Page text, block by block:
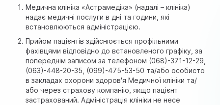
Медична клініка «Астрамедіка» (надалі – клініка)
надає медичні послуги в дні та години, які
встановлюються адміністрацією.
Прийом пацієнтів здійснюється профільними
фахівцями відповідно до встановленого графіку, за
попереднім записом за телефоном (068)-371-12-29,
(063)-448-20-35, (099)-475-53-50 та/або особисто
в закладах охорони здоров'я Медичної клініки та/
або через страхову компанію, якщо пацієнт
застрахований. Адміністрація клініки не несе